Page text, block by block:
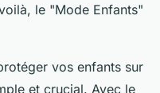
le "Mode Enfants"
vos enfants sur
et crucial. Avec le